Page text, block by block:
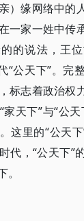
）缘网络中的
一家一姓中传
的说法，王
“公天下”。完
标志着政治权
天下”与“公
这里的“公天
代，“公天下”